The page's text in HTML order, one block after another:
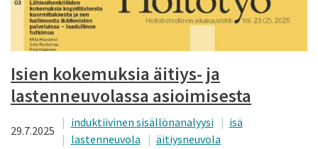
Isien kokemuksia äitiys- ja
lastenneuvolassa asioimisesta
29.7.2025
induktiivinen sisällönanalyysi
isä
lastenneuvola
äitiysneuvola